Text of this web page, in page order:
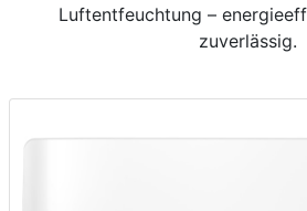
Luftentfeuchtung –
zuverlässig.